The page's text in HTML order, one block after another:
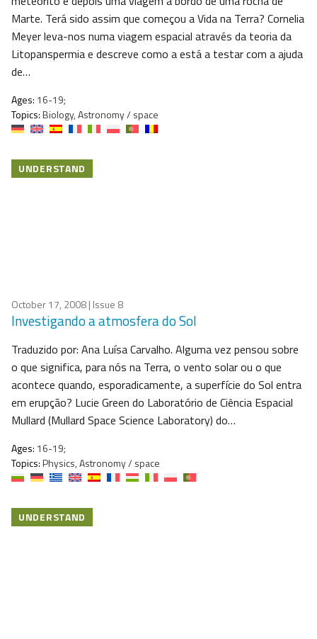
Marte. Terá sido assim que começou a Vida na Terra? Cornelia
Meyer leva-nos numa viagem espacial através da teoria da
Litopanspermia e descreve como a está a testar com a ajuda
de…
Ages: 16-19;
Topics:Biology, Astronomy / space
UNDERSTAND
October 17, 2008| Issue 8
Investigando a atmosfera do Sol
Traduzido por: Ana Luísa Carvalho. Alguma vez pensou sobre
o que significa, para nós na Terra, o vento solar ou o que
acontece quando, esporadicamente, a superfície do Sol entra
em erupção? Lucie Green do Laboratório de Ciência Espacial
Mullard (Mullard Space Science Laboratory) do…
Ages: 16-19;
Topics:Physics, Astronomy / space
UNDERSTAND